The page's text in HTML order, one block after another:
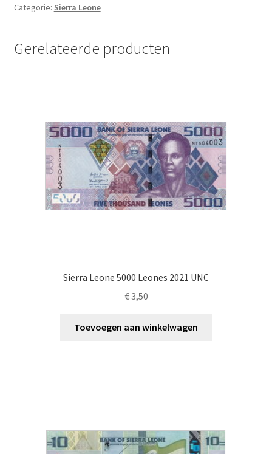
UNC
Categorie: Sierra Leone
Gerelateerde producten
Sierra Leone 5000 Leones 2021 UNC
€3,50
Toevoegen aan winkelwagen